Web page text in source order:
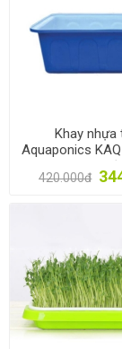
Khay nhựa
Aquaponics
tích100l,
Aquaponics
420.000đ